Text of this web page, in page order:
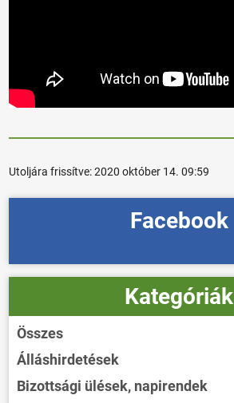
Utoljára frissítve:2020 október 14. 09:59
Facebook
Kategóriák
Összes
Álláshirdetések
Bizottsági ülések, napirendek